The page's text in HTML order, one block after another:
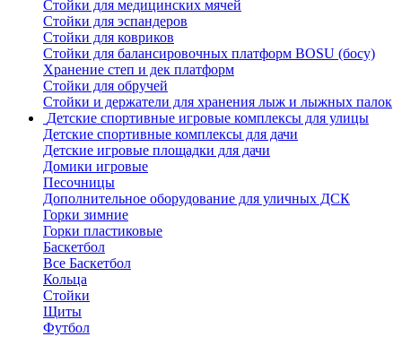
Стойки для медицинских мячей
Стойки для эспандеров
Стойки для ковриков
Стойки для балансировочных платформ BOSU (босу)
Хранение степ и дек платформ
Стойки для обручей
Стойки и держатели для хранения лыж и лыжных палок
Детские спортивные игровые комплексы для улицы
Детские спортивные комплексы для дачи
Детские игровые площадки для дачи
Домики игровые
Песочницы
Дополнительное оборудование для уличных ДСК
Горки зимние
Горки пластиковые
Баскетбол
Все Баскетбол
Кольца
Стойки
Щиты
Футбол